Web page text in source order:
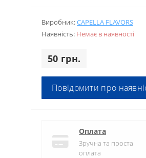
Виробник:CAPELLA FLAVORS
Наявність: Немає в наявності
50 грн.
Повідомити про
Оплата
Зручна та проста
оплата